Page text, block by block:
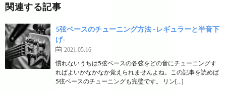
関連する記事
5弦ベースのチューニング方法 -レギュラーと半音下
げ-
2021.05.16
慣れないうちは5弦ベースの各弦をどの音にチューニングす
ればよいかなかなか覚えられませんよね。この記事を読めば
5弦ベースのチューニングも完璧です。 リン[…]